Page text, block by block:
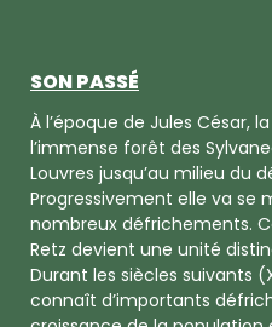
SON PASSÉ
À l’époque de Jules César,
l’immense forêt des
Louvres jusqu’au milieu du
Progressivement elle va se
nombreux défrichements.
Retz devient une unité
Durant les siècles suivants
connaît d’importants